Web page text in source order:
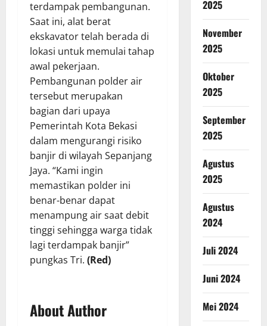
terdampak pembangunan.
Saat ini, alat berat
ekskavator telah berada di
lokasi untuk memulai tahap
awal pekerjaan.
Pembangunan polder air
tersebut merupakan
bagian dari upaya
Pemerintah Kota Bekasi
dalam mengurangi risiko
banjir di wilayah Sepanjang
Jaya. “Kami ingin
memastikan polder ini
benar-benar dapat
menampung air saat debit
tinggi sehingga warga tidak
lagi terdampak banjir”
pungkas Tri. (Red)
About Author
2025
November
2025
Oktober
2025
September
2025
Agustus
2025
Agustus
2024
Juli 2024
Juni 2024
Mei 2024